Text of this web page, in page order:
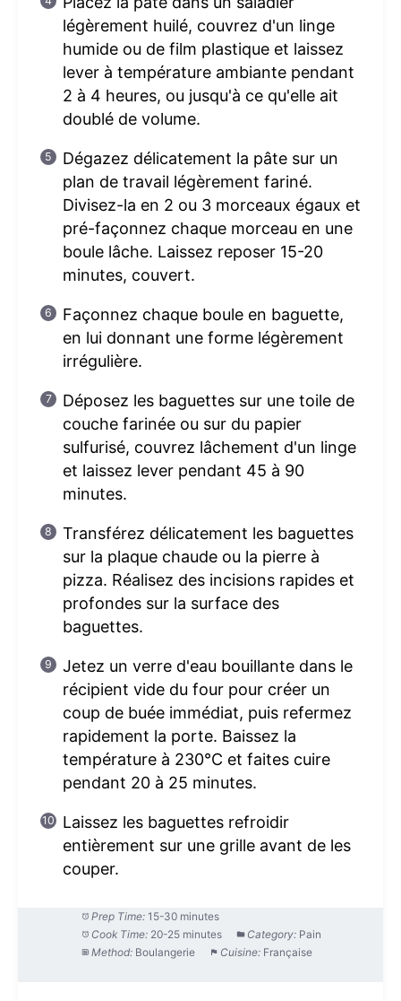
légèrement huilé, couvrez d'un linge
humide ou de film plastique et laissez
lever à température ambiante pendant
2 à 4 heures, ou jusqu'à ce qu'elle ait
doublé de volume.
Dégazez délicatement la pâte sur un
plan de travail légèrement fariné.
Divisez-la en 2 ou 3 morceaux égaux et
pré-façonnez chaque morceau en une
boule lâche. Laissez reposer 15-20
minutes, couvert.
Façonnez chaque boule en baguette,
en lui donnant une forme légèrement
irrégulière.
Déposez les baguettes sur une toile de
couche farinée ou sur du papier
sulfurisé, couvrez lâchement d'un linge
et laissez lever pendant 45 à 90
minutes.
Transférez délicatement les baguettes
sur la plaque chaude ou la pierre à
pizza. Réalisez des incisions rapides et
profondes sur la surface des
baguettes.
Jetez un verre d'eau bouillante dans le
récipient vide du four pour créer un
coup de buée immédiat, puis refermez
rapidement la porte. Baissez la
température à 230°C et faites cuire
pendant 20 à 25 minutes.
Laissez les baguettes refroidir
entièrement sur une grille avant de les
couper.
Prep Time: 15-30 minutes
Cook Time: 20-25 minutes Category: Pain
Method: Boulangerie Cuisine: Française